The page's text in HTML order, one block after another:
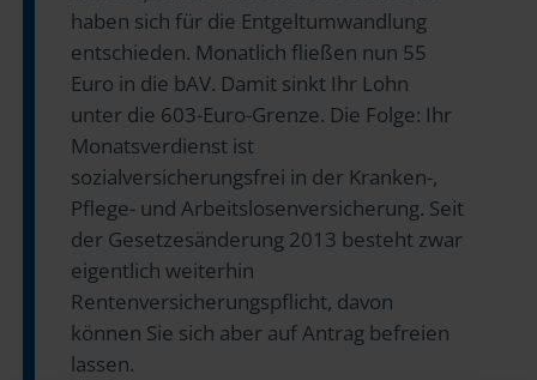
haben sich für die Entgeltumwandlung
entschieden. Monatlich fließen nun 55
Euro in die bAV. Damit sinkt Ihr Lohn
unter die 603-Euro-Grenze. Die Folge: Ihr
Monatsverdienst ist
sozialversicherungsfrei in der Kranken-,
Pflege- und Arbeitslosenversicherung. Seit
der Gesetzesänderung 2013 besteht zwar
eigentlich weiterhin
Rentenversicherungspflicht, davon
können Sie sich aber auf Antrag befreien
lassen.